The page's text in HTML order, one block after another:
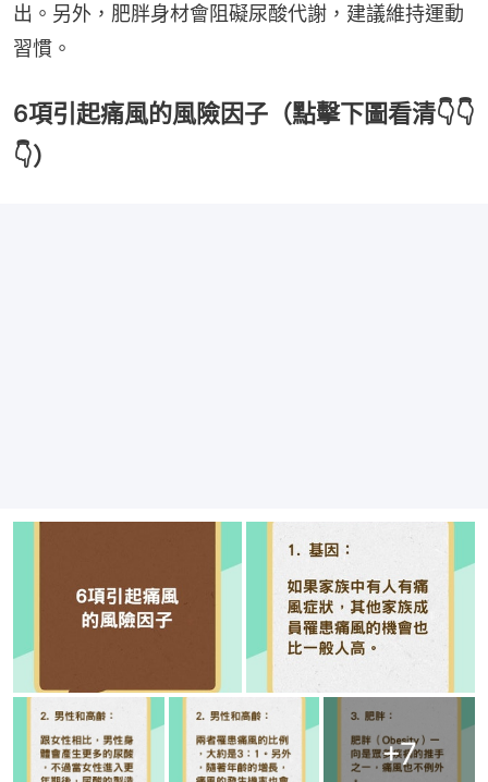
出。另外，肥胖身材會阻礙尿酸代謝，建議維持運動
習慣。
6項引起痛風的風險因子（點擊下圖看清👇👇
👇）
+7